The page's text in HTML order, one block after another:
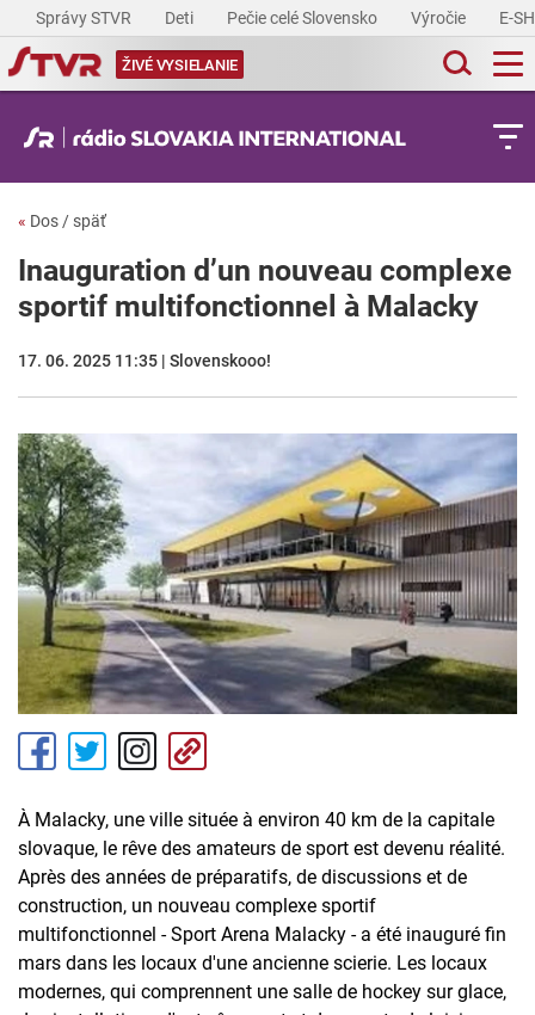
Správy STVR Deti Pečie celé Slovensko Výročie E-
ŽIVÉ VYSIELANIE
« Dos / späť
Inauguration d’un nouveau complexe
sportif multifonctionnel à Malacky
17. 06. 2025 11:35 | Slovenskooo!
À Malacky, une ville située à environ 40 km de la capitale
slovaque, le rêve des amateurs de sport est devenu réalité.
Après des années de préparatifs, de discussions et de
construction, un nouveau complexe sportif
multifonctionnel - Sport Arena Malacky - a été inauguré fin
mars dans les locaux d'une ancienne scierie. Les locaux
modernes, qui comprennent une salle de hockey sur glace,